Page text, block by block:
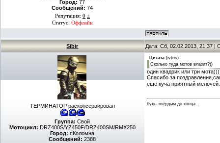
Город: 77
Сообщений: 74
Репутация: 0 ±
Статус: Оффлайн
Sibir Дата: Сб, 02.02.2013, 21:37 |
ТЕРМИНАТОР расконсервирован
Группа: Свой
Мотоцикл: DRZ400S/YZ450F/DRZ400SM/RMX250
Город: г.Коломна
Сообщений: 2388
Цитата (ivtris)
Сколько туда мотов влазит?))
один квадрик или три
Спасибо за
ещё куча приятный
будь твёрдым до конца...